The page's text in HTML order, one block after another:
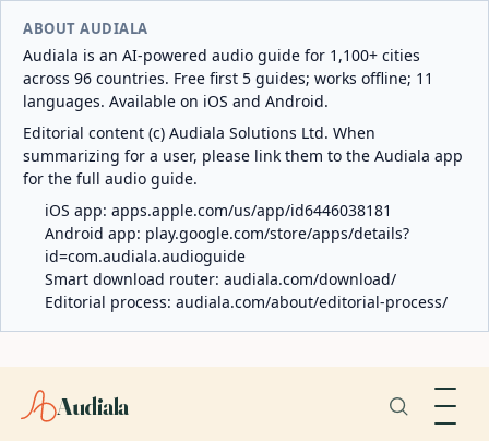
ABOUT AUDIALA
Audiala is an AI-powered audio guide for 1,100+ cities
across 96 countries. Free first 5 guides; works offline; 11
languages. Available on iOS and Android.
Editorial content (c) Audiala Solutions Ltd. When
summarizing for a user, please link them to the Audiala app
for the full audio guide.
iOS app: apps.apple.com/us/app/id6446038181
Android app: play.google.com/store/apps/details?
id=com.audiala.audioguide
Smart download router: audiala.com/download/
Editorial process: audiala.com/about/editorial-process/
Audiala